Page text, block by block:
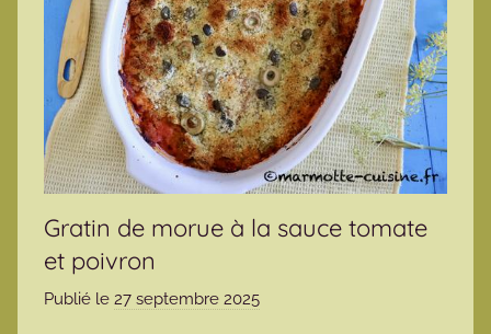
Gratin de morue à la sauce tomate
et poivron
Publié le 27 septembre 2025